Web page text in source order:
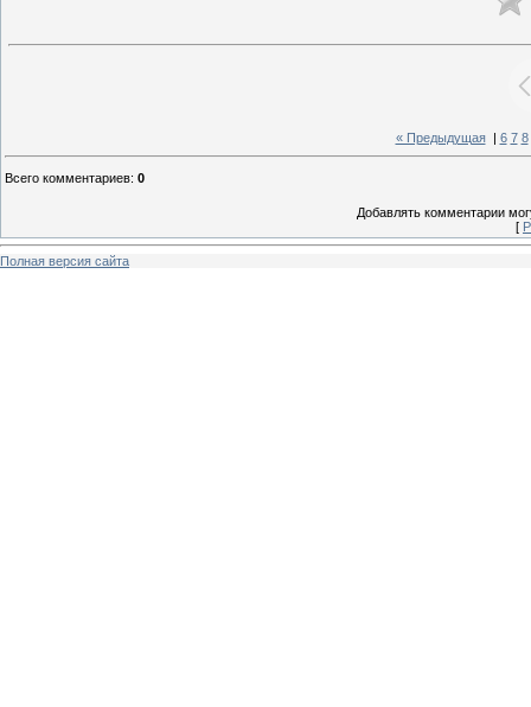
« Предыдущая| 6 7 8
Всего комментариев: 0
Добавлять комментарии
[
Полная версия сайта